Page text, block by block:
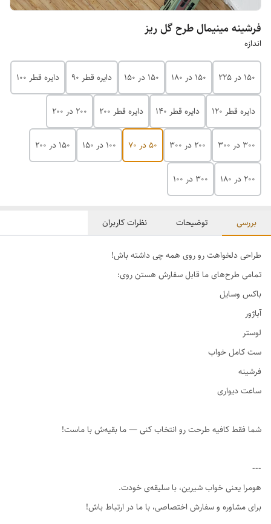
فرشینه مینیمال طرح گل ریز
اندازه
150 در 225 150 در 180 150 در 150 دایره قطر 90 دایره قطر 100
دایره قطر 120 دایره قطر 140 دایره قطر 200 200 در 200
300 در 300 200 در 300 50 در 70 100 در 150 150 در 200
۲۰۰ در ۱۸۰ ۳۰۰ در ۱۰۰
بررسی توضیحات نظرات کاربران
طراحی دلخواهت رو روی همه چی داشته باش!
تمامی طرح‌های ما قابل سفارش هستن روی:
باکس وسایل
آباژور
لوستر
ست کامل خواب
فرشینه
ساعت دیواری
شما فقط کافیه طرحت رو انتخاب کنی — ما بقیه‌ش با ماست!
---
هومرا یعنی خواب شیرین، با سلیقه‌ی خودت.
برای مشاوره و سفارش اختصاصی، با ما در ارتباط باش!